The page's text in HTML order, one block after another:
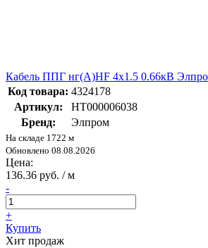
Кабель ППГ нг(А)HF 4х1.5 0.66кВ
Код товара: 4324178
Артикул:
НТ000006038
Бренд:
Элпром
На складе 1722 м
Обновлено 08.08.2026
Цена:
136.36 руб. / м
-
+
Купить
Хит продаж